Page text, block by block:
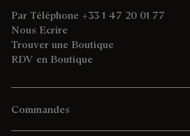
Par Téléphone +33 1 47 20 01 77
Nous Ecrire
Trouver une Boutique
RDV en Boutique
Commandes